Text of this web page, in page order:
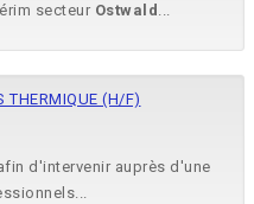
secteur Ostwald ...
THERMIQUE (H/F)
d'intervenir auprès d'une